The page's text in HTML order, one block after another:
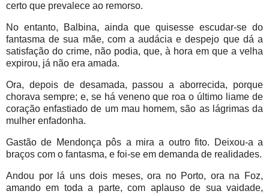
certo que prevalece ao remorso.
No entanto, Balbina, ainda que quisesse escudar-se do
fantasma de sua mãe, com a audácia e despejo que dá a
satisfação do crime, não podia, que, à hora em que a velha
expirou, já não era amada.
Ora, depois de desamada, passou a aborrecida, porque
chorava sempre; e, se há veneno que roa o último liame de
coração enfastiado de um mau homem, são as lágrimas da
mulher enfadonha.
Gastão de Mendonça pôs a mira a outro fito. Deixou-a a
braços com o fantasma, e foi-se em demanda de realidades.
Andou por lá uns dois meses, ora no Porto, ora na Foz,
amando em toda a parte, com aplauso de sua vaidade,